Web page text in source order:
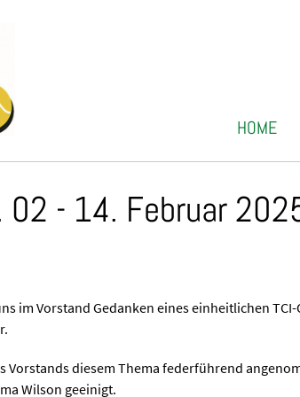
HOME
02 - 14. Februar
im Vorstand Gedanken eines einheitlichen
Vorstands diesem Thema federführend
Wilson geeinigt.